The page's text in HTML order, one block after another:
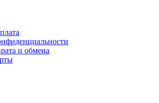
и обмена